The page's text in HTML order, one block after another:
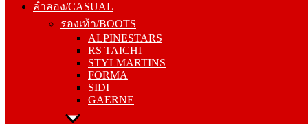
ลำลอง/CASUAL
รองเท้า/BOOTS
ALPINESTARS
RS TAICHI
STYLMARTINS
FORMA
SIDI
GAERNE
ALPINESTARS
RS TAICHI
STYLMARTINS
FORMA
SIDI
GAERNE
ยีนส์/JEANS